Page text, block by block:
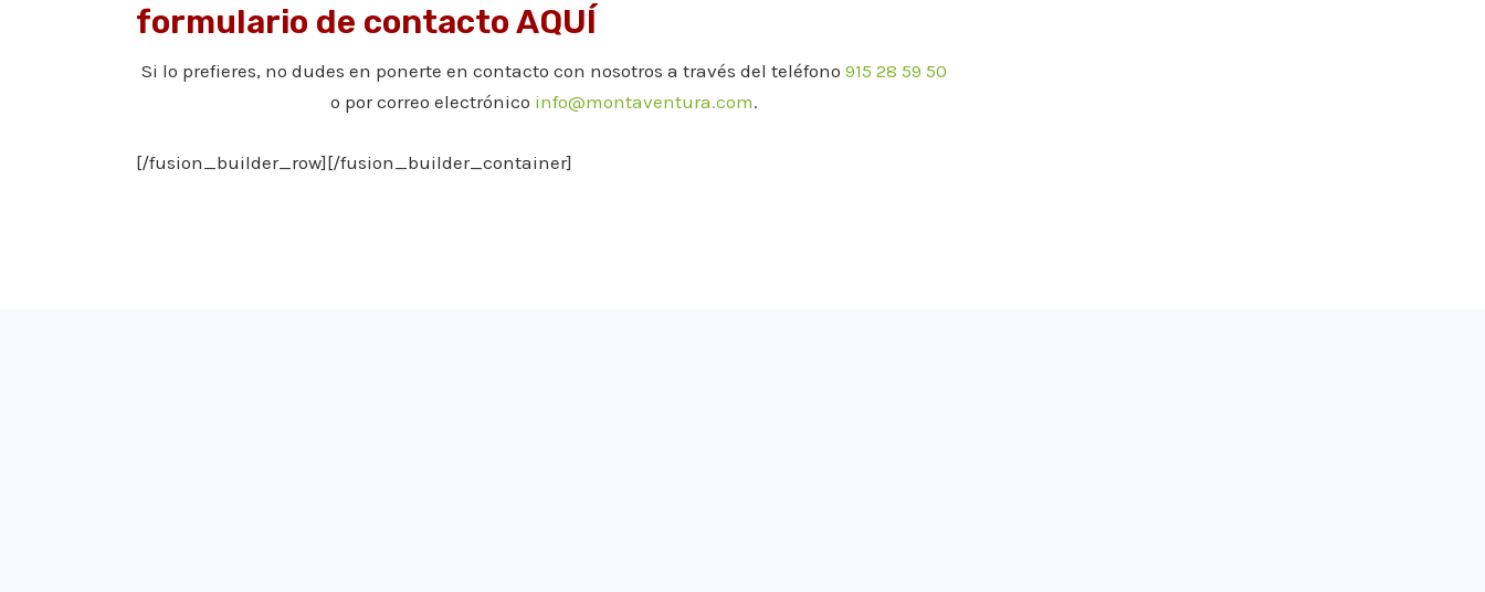
formulario de contacto AQUÍ
Si lo prefieres, no dudes en ponerte en contacto con nosotros a través del teléfono 915 28 59 50
o por correo electrónico info@montaventura.com.
[/fusion_builder_row][/fusion_builder_container]